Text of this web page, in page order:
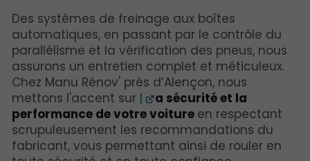
Des systèmes de freinage aux boîtes
automatiques, en passant par le contrôle du
parallélisme et la vérification des pneus, nous
assurons un entretien complet et méticuleux.
Chez Manu Rénov' près d’Alençon, nous
mettons l'accent sur l
a sécurité et la
performance de votre voiture en respectant
scrupuleusement les recommandations du
fabricant, vous permettant ainsi de rouler en